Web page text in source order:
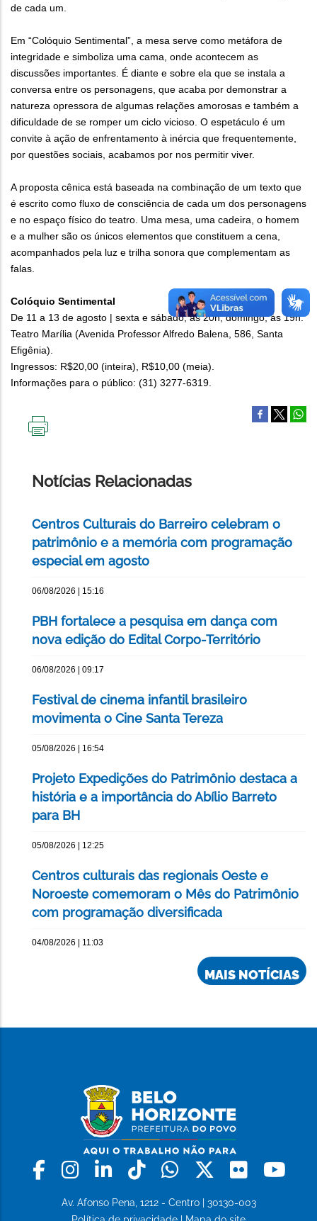
de cada um.
Em “Colóquio Sentimental”, a mesa serve como metáfora de
integridade e simboliza uma cama, onde acontecem as
discussões importantes. É diante e sobre ela que se instala a
conversa entre os personagens, que acaba por demonstrar a
natureza opressora de algumas relações amorosas e também a
dificuldade de se romper um ciclo vicioso. O espetáculo é um
convite à ação de enfrentamento à inércia que frequentemente,
por questões sociais, acabamos por nos permitir viver.
A proposta cênica está baseada na combinação de um texto que
é escrito como fluxo de consciência de cada um dos personagens
e no espaço físico do teatro. Uma mesa, uma cadeira, o homem
e a mulher são os únicos elementos que constituem a cena,
acompanhados pela luz e trilha sonora que complementam as
falas.
Colóquio Sentimental
De 11 a 13 de agosto | sexta e sábado, às 20h; domingo, às 19h.
Teatro Marília (Avenida Professor Alfredo Balena, 586, Santa
Efigênia).
Ingressos: R$20,00 (inteira), R$10,00 (meia).
Informações para o público: (31) 3277-6319.
Notícias Relacionadas
Centros Culturais do Barreiro celebram o
patrimônio e a memória com programação
especial em agosto
06/08/2026 | 15:16
PBH fortalece a pesquisa em dança com
nova edição do Edital Corpo-Território
06/08/2026 | 09:17
Festival de cinema infantil brasileiro
movimenta o Cine Santa Tereza
05/08/2026 | 16:54
Projeto Expedições do Patrimônio destaca a
história e a importância do Abílio Barreto
para BH
05/08/2026 | 12:25
Centros culturais das regionais Oeste e
Noroeste comemoram o Mês do Patrimônio
com programação diversificada
04/08/2026 | 11:03
MAIS NOTÍCIAS
Facebook
Instagram
LinkedinTiktokWhatsapp
X Flickr
Av. Afonso Pena, 1212 - Centro | 30130-003